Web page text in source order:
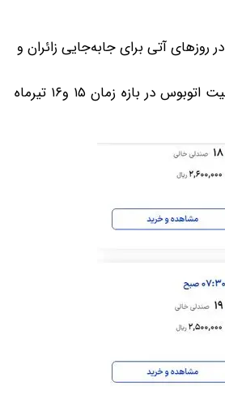
آتی برای جابه‌جایی زائران و
براساس مشاهدات میدانی از سایت‌های فروش بلیت اتوبوس و همچنین سامانه "سپاس" قیمت بلیت اتوبوس در بازه زمان ۱۵ و۱۶ تیرماه